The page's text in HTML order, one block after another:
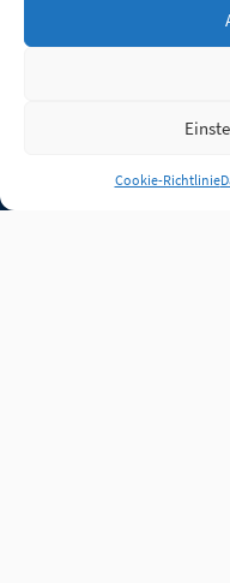
Cookie-Richtlinie
Jobs